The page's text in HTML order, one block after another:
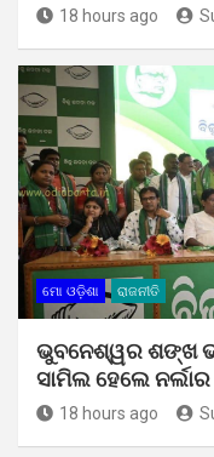
18 hours ago
ମୋ ଓଡ଼ିଶା ରାଜନୀତି
ଭୁବନେଶ୍ୱର ଶଙ୍ଖ
ସାମିଲ ହେଲେ
18 hours ago